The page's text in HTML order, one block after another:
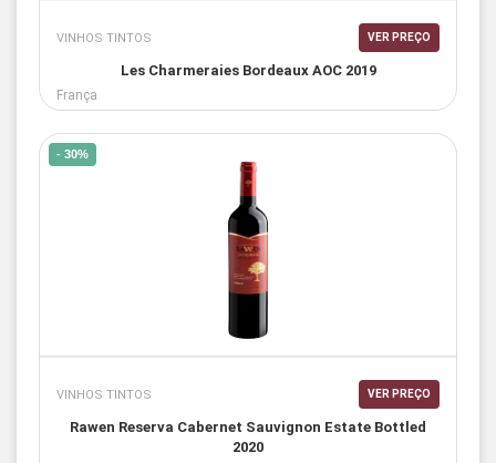
VINHOS TINTOS VER PREÇO
Les Charmeraies Bordeaux AOC 2019
França
- 30%
VINHOS TINTOS VER PREÇO
Rawen Reserva Cabernet Sauvignon Estate Bottled
2020